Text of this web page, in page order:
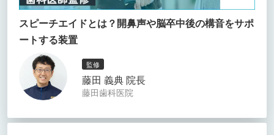
スピーチエイドとは？開鼻声や脳卒中後の構音をサポ
ートする装置
監修
藤田 義典 院長
藤田歯科医院